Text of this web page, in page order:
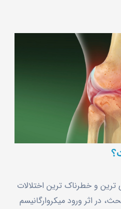
و خطرناک ‌ترین اختلالات
در اثر ورود میکروارگانیسم‌